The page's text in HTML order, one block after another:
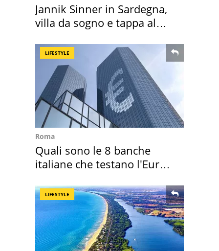
Jannik Sinner in Sardegna,
villa da sogno e tappa al
LIFESTYLE
Roma
Quali sono le 8 banche
italiane che testano l'Euro
LIFESTYLE